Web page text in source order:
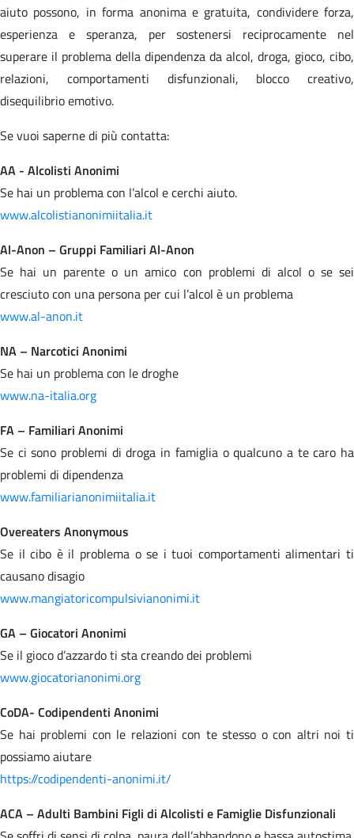
aiuto possono, in forma anonima e gratuita, condividere forza,
esperienza e speranza, per sostenersi reciprocamente nel
superare il problema della dipendenza da alcol, droga, gioco, cibo,
relazioni, comportamenti disfunzionali, blocco creativo,
disequilibrio emotivo.
Se vuoi saperne di più contatta:
AA - Alcolisti Anonimi
Se hai un problema con l’alcol e cerchi aiuto.
www.alcolistianonimiitalia.it
Al-Anon – Gruppi Familiari Al-Anon
Se hai un parente o un amico con problemi di alcol o se sei
cresciuto con una persona per cui l’alcol è un problema
www.al-anon.it
NA – Narcotici Anonimi
Se hai un problema con le droghe
www.na-italia.org
FA – Familiari Anonimi
Se ci sono problemi di droga in famiglia o qualcuno a te caro ha
problemi di dipendenza
www.familiarianonimiitalia.it
Overeaters Anonymous
Se il cibo è il problema o se i tuoi comportamenti alimentari ti
causano disagio
www.mangiatoricompulsivianonimi.it
GA – Giocatori Anonimi
Se il gioco d’azzardo ti sta creando dei problemi
www.giocatorianonimi.org
CoDA- Codipendenti Anonimi
Se hai problemi con le relazioni con te stesso o con altri noi ti
possiamo aiutare
https://codipendenti-anonimi.it/
ACA – Adulti Bambini Figli di Alcolisti e Famiglie Disfunzionali